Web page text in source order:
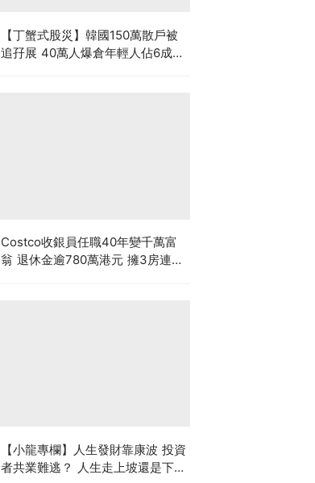
【丁蟹式股災】韓國150萬散戶被
追孖展 40萬人爆倉年輕人佔6成
Costco收銀員任職40年變千萬富
翁 退休金逾780萬港元 擁3房連泳
【小龍專欄】人生發財靠康波 投資
者共業難逃？ 人生走上坡還是下坡